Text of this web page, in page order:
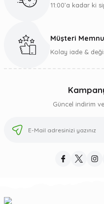
11:00’a kadar ki
Müşteri
Kolay iade &
Güncel indirim ve